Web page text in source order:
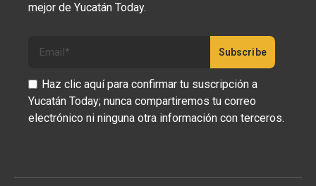
mejor de Yucatán Today.
Haz clic aquí para confirmar tu suscripción a
Yucatán Today; nunca compartiremos tu correo
electrónico ni ninguna otra información con terceros.